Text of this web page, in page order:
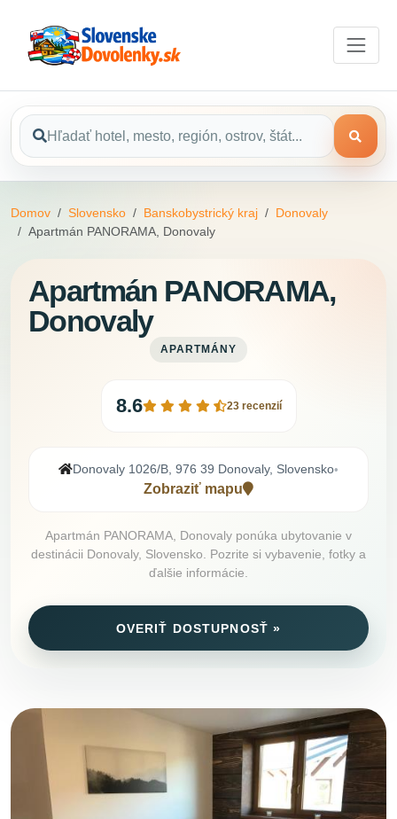
Domov Slovensko Banskobystrický kraj
Donovaly
Apartmán PANORAMA, Donovaly
Apartmán PANORAMA,
Donovaly
APARTMÁNY
8.6 23 recenzií
Donovaly 1026/B, 976 39 Donovaly, Slovensko•
Zobraziť mapu
Apartmán PANORAMA, Donovaly ponúka ubytovanie v
destinácii Donovaly, Slovensko. Pozrite si vybavenie, fotky a
ďalšie informácie.
OVERIŤ DOSTUPNOSŤ »